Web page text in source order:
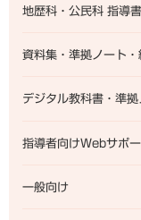
地図帳
世界史探究
日本史探究
地歴科・公民科 指導書
地図帳
世界史探究
資料集・準拠ノート・
地理
デジタル教科書・準
指導者向けWebサポ
指導書Webサポート
一般向け